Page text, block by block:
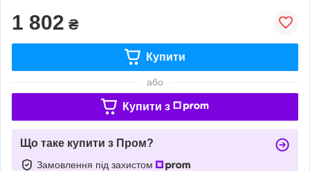
1 802 ₴
Купити
або
Купити з
Що таке купити з Пром?
Замовлення під захистом